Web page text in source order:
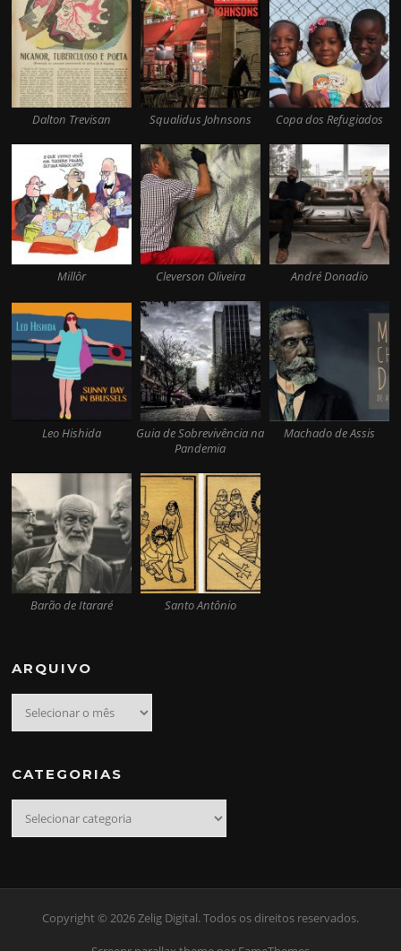
Dalton Trevisan Squalidus Johnsons Copa dos Refugiados
Millôr Cleverson Oliveira André Donadio
Leo Hishida
Guia de Sobrevivência na
Pandemia
Machado de Assis
Barão de Itararé Santo Antônio
ARQUIVO
CATEGORIAS
Copyright © 2026 Zelig Digital. Todos os direitos reservados.